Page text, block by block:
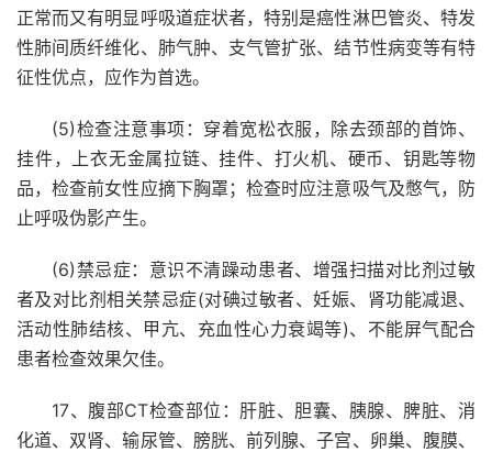
正常而又有明显呼吸道症状者，特别是癌性淋巴管炎、特发
性肺间质纤维化、肺气肿、支气管扩张、结节性病变等有特
征性优点，应作为首选。
(5)检查注意事项：穿着宽松衣服，除去颈部的首饰、
挂件，上衣无金属拉链、挂件、打火机、硬币、钥匙等物
品，检查前女性应摘下胸罩；检查时应注意吸气及憋气，防
止呼吸伪影产生。
(6)禁忌症：意识不清躁动患者、增强扫描对比剂过敏
者及对比剂相关禁忌症(对碘过敏者、妊娠、肾功能减退、
活动性肺结核、甲亢、充血性心力衰竭等)、不能屏气配合
患者检查效果欠佳。
17、腹部CT检查部位：肝脏、胆囊、胰腺、脾脏、消
化道、双肾、输尿管、膀胱、前列腺、子宫、卵巢、腹膜、